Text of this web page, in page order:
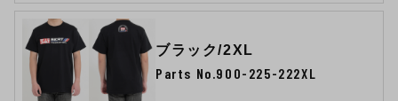
ブラック/2XL
Parts No.900-225-222XL